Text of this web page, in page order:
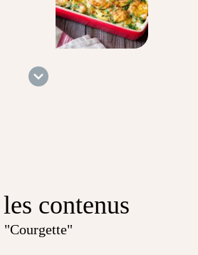
contenus
"Courgette"